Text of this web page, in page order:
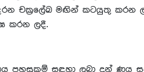
දරන චක්‍රලේඛ මඟින් කටයුතු
කරන ලදී.
සඳහා ලබා දුන් ණය